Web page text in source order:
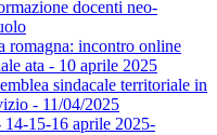
docenti neo-
romagna: incontro online
ata - 10 aprile 2025
sindacale territoriale in
- 11/04/2025
14-15-16 aprile 2025-